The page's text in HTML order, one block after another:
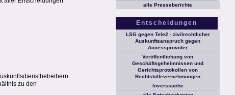
zu den
alle Presseberichte
Entscheidungen
LSG gegen Tele2 - zivilrechtlicher
Auskunftsanspruch gegen
Accessprovider
Veröffentlichung von
Geschäftsgeheimnissen und
Gerichtsprotokollen von
Rechtshilfevernehmungen
Inverssuche